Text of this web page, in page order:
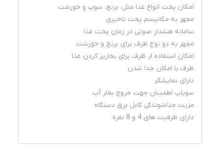
امکان پخت انواع غذا مثل، برنج، سوپ و خورشت
مجهز به مکانیسم پخت تاخیری
سامانه هشدار صوتی در زمان پخت غذا
مجهز به دو نوع ظرف برای برنج و خورشت
امکان استفاده از ظرف برای بخارپز کردن غذا
ظرف با امکان جدا شدن
دارای نمایشگر
سوپاپ اطمینان جهت خروج بخار آب
مزیت جداشوندگی کابل برق دستگاه
دارای ظرفیت های 4 و 8 نفره